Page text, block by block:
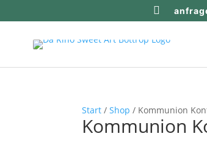

Start /Shop / Kommunion
Kommunion